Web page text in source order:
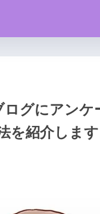
ログにアン
を紹介します